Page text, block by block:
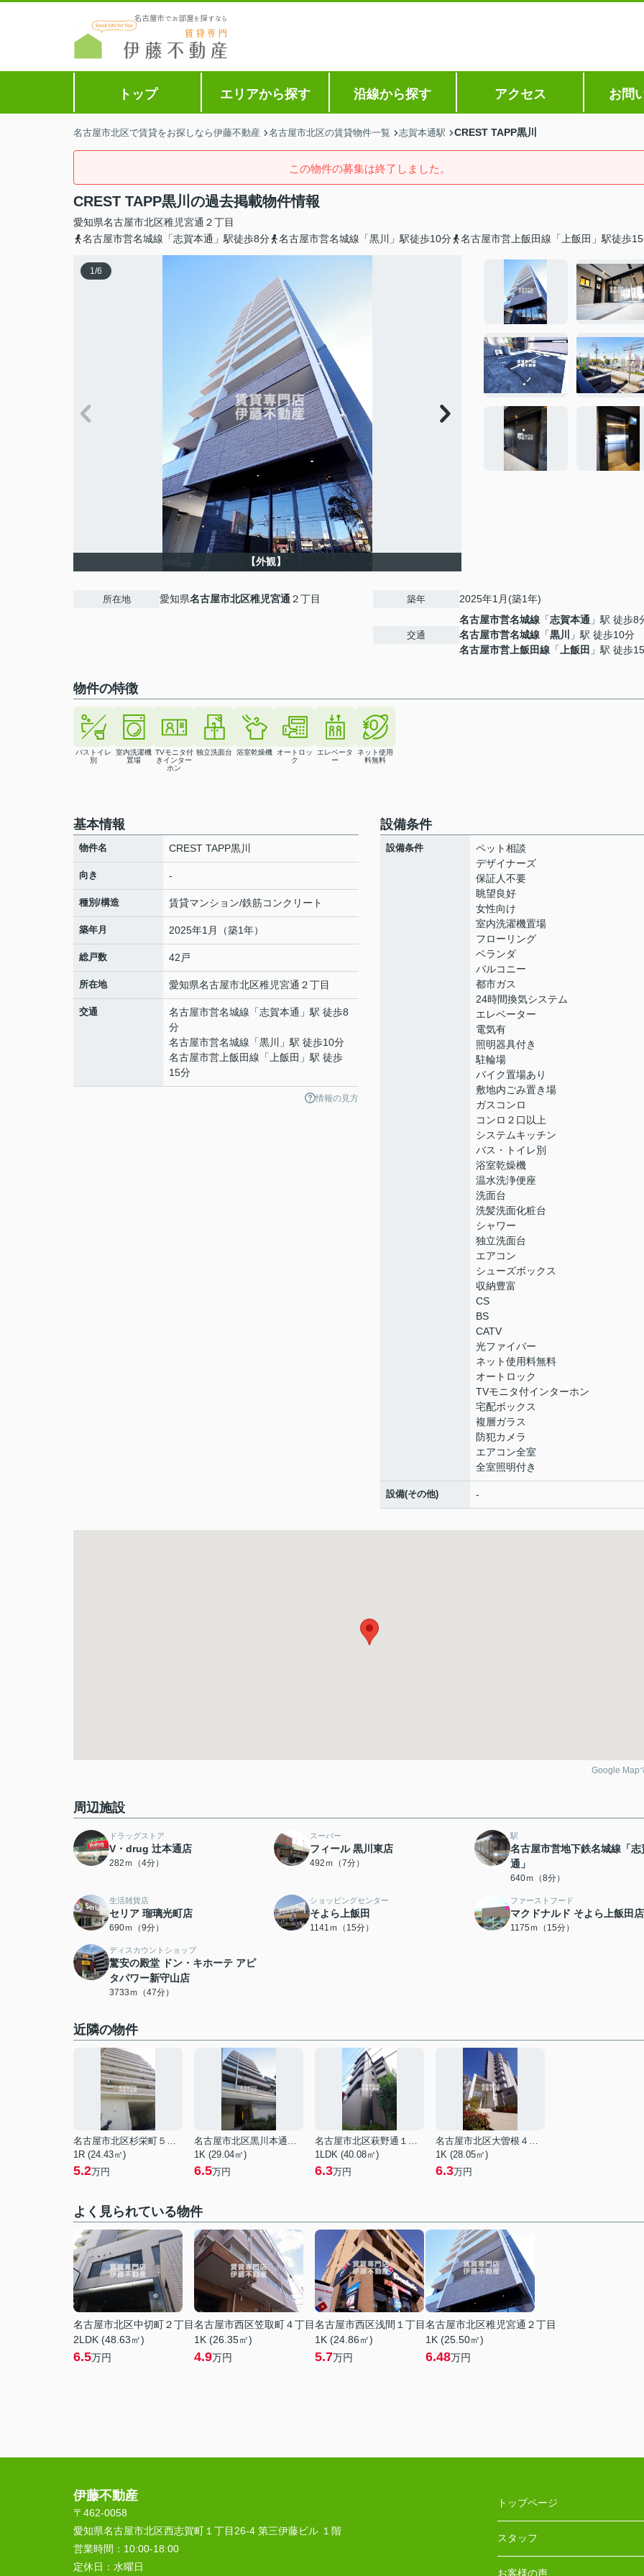
トップ エリアから探す 沿線から探す アクセス お問
名古屋市北区で賃貸をお探しなら伊藤不動産 名古屋市北区の賃貸物件一覧 志賀本通駅 CREST TAPP黒川
この物件の募集は終了しました。
CREST TAPP黒川の過去掲載物件情報
愛知県名古屋市北区稚児宮通 ２丁目
名古屋市営名城線「志賀本通」駅徒歩8分
名古屋市営名城線「黒川」駅徒歩10分 名古屋市営上飯田線「上飯田」駅徒歩
1/6
【外観】
所在地 愛知県名古屋市北区稚児宮通 ２丁目 築年 2025年1月(築1年)
交通
名古屋市営名城線 「志賀本通 」駅 徒歩8
名古屋市営名城線 「黒川
」駅 徒歩10分
名古屋市営上飯田線 「 上飯田 」駅 徒歩
物件の特徴
バストイレ
別
室内洗濯機
置場
TVモニタ付
きインター
ホン
独立洗面台 浴室乾燥機
オートロッ
ク
エレベータ
ー
ネット使用
料無料
基本情報
物件名 CREST TAPP黒川
向き -
種別/構造 賃貸マンション/鉄筋コンクリート
築年月 2025年1月（築1年）
総戸数 42戸
所在地 愛知県名古屋市北区稚児宮通 ２丁目
交通 名古屋市営名城線 「志賀本通 」駅 徒歩8
分
名古屋市営名城線 「黒川
」駅 徒歩10分
名古屋市営上飯田線 「 上飯田 」駅 徒歩
15分
情報の見方
設備条件
設備条件
ペット相談
デザイナーズ
保証人不要
眺望良好
女性向け
室内洗濯機置場
フローリング
ベランダ
バルコニー
都市ガス
24時間換気システム
エレベーター
電気有
照明器具付き
駐輪場
バイク置場あり
敷地内ごみ置き場
ガスコンロ
コンロ２口以上
システムキッチン
バス・トイレ別
浴室乾燥機
温水洗浄便座
洗面台
洗髪洗面化粧台
シャワー
独立洗面台
エアコン
シューズボックス
収納豊富
CS
BS
CATV
光ファイバー
ネット使用料無料
オートロック
TVモニタ付インターホン
宅配ボックス
複層ガラス
防犯カメラ
エアコン全室
全室照明付き
設備(その他) -
Google Map
周辺施設
ドラッグストア
V・drug 辻本通店
282ｍ（4分）
スーパー
フィール 黒川東店
492ｍ（7分）
駅
名古屋市営地下鉄名城線「志
通」
640ｍ（8分）
生活雑貨店
セリア 瑠璃光町店
690ｍ（9分）
ショッピングセンター
そよら上飯田
1141ｍ（15分）
ファーストフード
マクドナルド そよら上飯田店
1175ｍ（15分）
ディスカウントショップ
驚安の殿堂 ドン・キホーテ アピ
タパワー新守山店
3733ｍ（47分）
近隣の物件
名古屋市北区杉栄町５丁目
1R (24.43㎡)
5.2万円
名古屋市北区黒川本通５丁目
1K (29.04㎡)
6.5万円
名古屋市北区萩野通１丁目
1LDK (40.08㎡)
6.3万円
名古屋市北区大曽根４丁目
1K (28.05㎡)
6.3万円
よく見られている物件
名古屋市北区中切町２丁目
2LDK (48.63㎡)
6.5万円
名古屋市西区笠取町４丁目
1K (26.35㎡)
4.9万円
名古屋市西区浅間１丁目
1K (24.86㎡)
5.7万円
名古屋市北区稚児宮通２丁目
1K (25.50㎡)
6.48万円
伊藤不動産
〒462-0058
愛知県名古屋市北区西志賀町１丁目26-4 第三伊藤ビル １階
営業時間： 10:00‐18:00
定休日： 水曜日
トップページ
スタッフ
お客様の声